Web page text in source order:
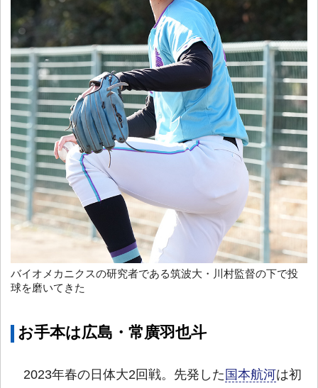
バイオメカニクスの研究者である筑波大・川村監督の下で投
球を磨いてきた
お手本は広島・常廣羽也斗
2023年春の日体大2回戦。先発した 国本航河は初